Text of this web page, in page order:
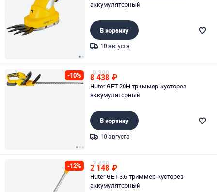
аккумуляторный
В корзину
10 августа
-10% 9 390
8 438 ₽
Huter GET-20H триммер-кусторез
аккумуляторный
В корзину
10 августа
-12% 2 450
2 148 ₽
Huter GET-3.6 триммер-кусторез
аккумуляторный